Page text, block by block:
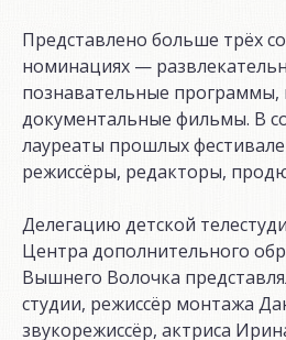
Представлено больше трёх
номинациях —
познавательные программы,
документальные фильмы. В
лауреаты прошлых
режиссёры, редакторы,
Делегацию детской
Центра дополнительного
Вышнего Волочка
студии, режиссёр монтажа
звукорежиссёр, актриса